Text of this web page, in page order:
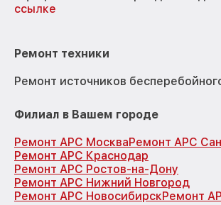
ссылке
Ремонт техники
Ремонт источников
Филиал в Вашем городе
Ремонт APC МоскваРемонт APC
Ремонт APC Краснодар
Ремонт APC Ростов-на-Дону
Ремонт APC Нижний Новгород
Ремонт APC НовосибирскРемонт